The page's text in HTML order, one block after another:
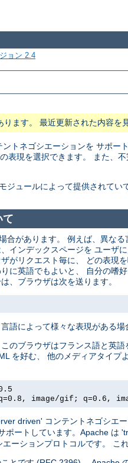
ョン 2.4
ます。 最近更新された内容を
トネゴシエーションを サポ
表現を選択できます。 また、
モジュールによって提供されてい
て
合があります。 例えば、異な
インデックスページを ユーザ
がリクエスト毎に、 どの表現
に英語でもよいと、 自分の嗜
、ブラウザは次を送ります。
語によって様々な表現がある
のブラウザはフランス語と英
を好む、 他のメディアタイプ
image/gif; q=0.6,
driven' コンテントネゴシエ
ポートしています。Apache は
ーションプロトコルです。